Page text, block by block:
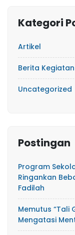
Kategori
Artikel
Berita Kegiatan
Uncategorized
Postingan
Program
Ringankan
Fadilah
Memutus “Tali
Mengatasi